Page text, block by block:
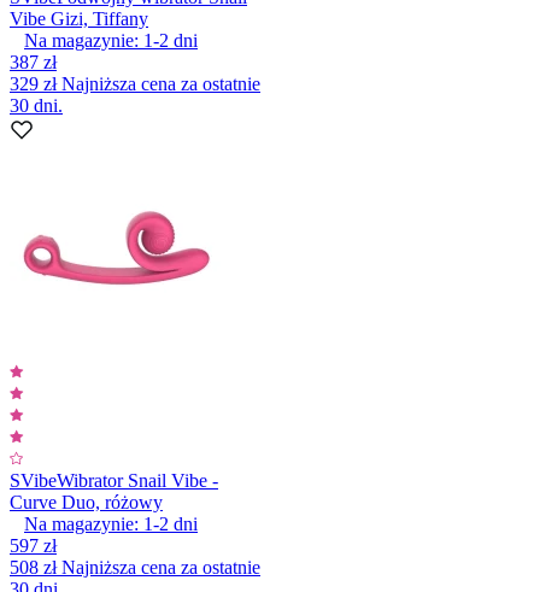
Vibe Gizi, Tiffany
Na magazynie: 1-2 dni
387 zł
329 złNajniższa cena za ostatnie
30 dni.
SVibeWibrator Snail Vibe -
Curve Duo, różowy
Na magazynie: 1-2 dni
597 zł
508 złNajniższa cena za ostatnie